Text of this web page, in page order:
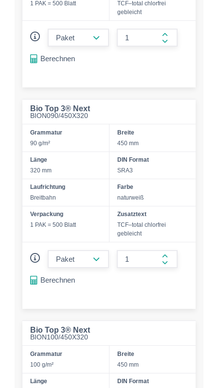
1 PAK = 500 Blatt
TCF–total chlorfrei
gebleicht
form.increase-
Berechnen
Bio Top 3® Next
BION090/450X320
Grammatur
90 g/m²
Breite
450 mm
Länge
320 mm
DIN Format
SRA3
Laufrichtung
Breitbahn
Farbe
naturweiß
Verpackung
1 PAK = 500 Blatt
Zusatztext
TCF–total chlorfrei
gebleicht
form.increase-
Berechnen
Bio Top 3® Next
BION100/450X320
Grammatur
100 g/m²
Breite
450 mm
Länge
DIN Format